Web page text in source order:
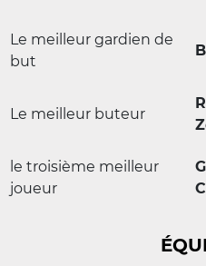
Le meilleur gardien de
but
Le meilleur buteur
le troisième meilleur
joueur